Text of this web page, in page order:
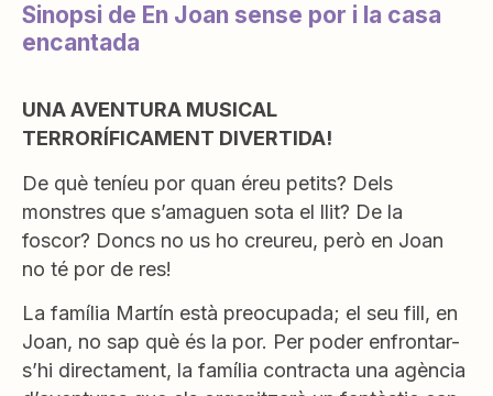
Sinopsi de En Joan sense por i la casa
encantada
UNA AVENTURA MUSICAL
TERRORÍFICAMENT DIVERTIDA!
De què teníeu por quan éreu petits? Dels
monstres que s’amaguen sota el llit? De la
foscor? Doncs no us ho creureu, però en Joan
no té por de res!
La família Martín està preocupada; el seu fill, en
Joan, no sap què és la por. Per poder enfrontar-
s’hi directament, la família contracta una agència